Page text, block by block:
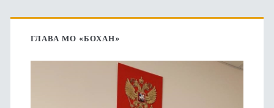
Основная
боковая
ГЛАВА МО «БОХАН»